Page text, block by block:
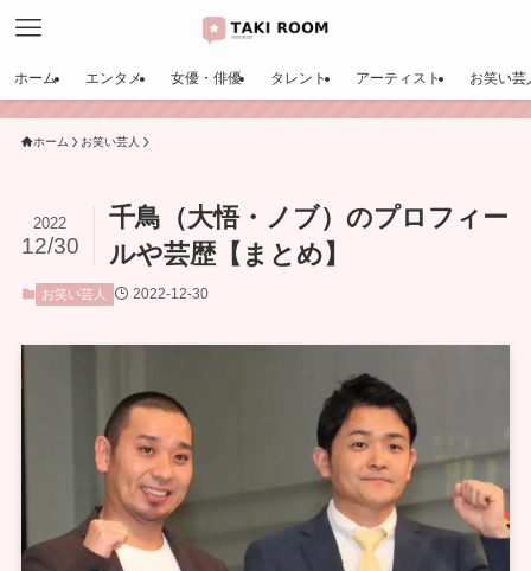
ホーム エンタメ 女優・俳優 タレント アーティスト お笑い芸
ホーム お笑い芸人
千鳥（大悟・ノブ）のプロフィー
ルや芸歴【まとめ】
2022
12/30
お笑い芸人 2022-12-30